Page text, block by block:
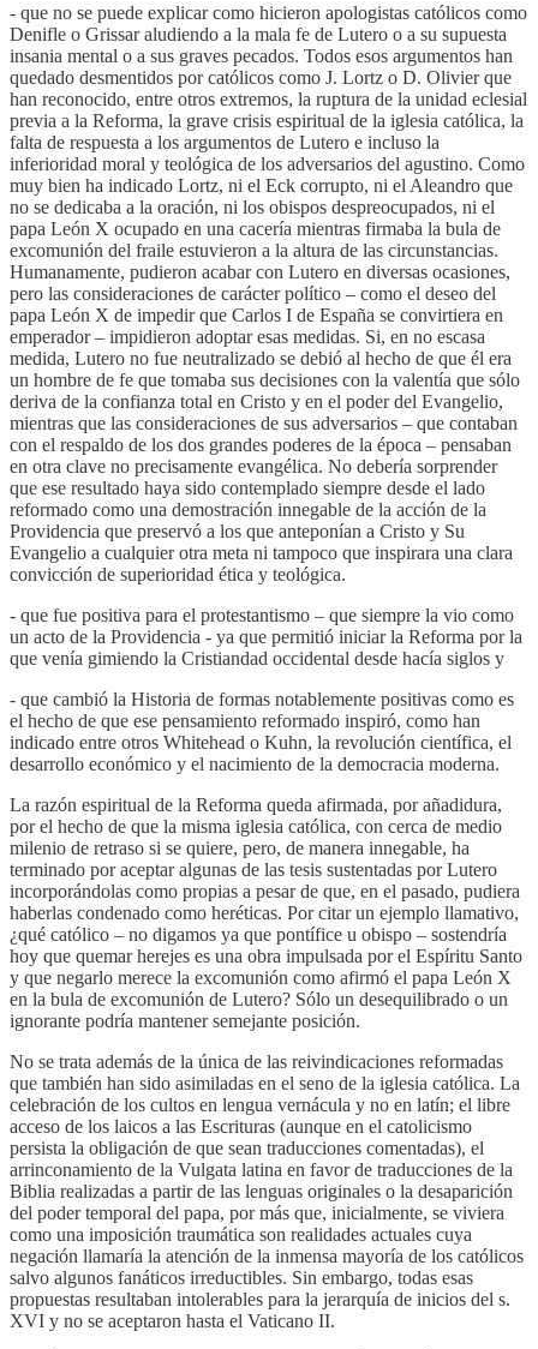
- que no se puede explicar como hicieron apologistas católicos como
Denifle o Grissar aludiendo a la mala fe de Lutero o a su supuesta
insania mental o a sus graves pecados. Todos esos argumentos han
quedado desmentidos por católicos como J. Lortz o D. Olivier que
han reconocido, entre otros extremos, la ruptura de la unidad eclesial
previa a la Reforma, la grave crisis espiritual de la iglesia católica, la
falta de respuesta a los argumentos de Lutero e incluso la
inferioridad moral y teológica de los adversarios del agustino. Como
muy bien ha indicado Lortz, ni el Eck corrupto, ni el Aleandro que
no se dedicaba a la oración, ni los obispos despreocupados, ni el
papa León X ocupado en una cacería mientras firmaba la bula de
excomunión del fraile estuvieron a la altura de las circunstancias.
Humanamente, pudieron acabar con Lutero en diversas ocasiones,
pero las consideraciones de carácter político – como el deseo del
papa León X de impedir que Carlos I de España se convirtiera en
emperador – impidieron adoptar esas medidas. Si, en no escasa
medida, Lutero no fue neutralizado se debió al hecho de que él era
un hombre de fe que tomaba sus decisiones con la valentía que sólo
deriva de la confianza total en Cristo y en el poder del Evangelio,
mientras que las consideraciones de sus adversarios – que contaban
con el respaldo de los dos grandes poderes de la época – pensaban
en otra clave no precisamente evangélica. No debería sorprender
que ese resultado haya sido contemplado siempre desde el lado
reformado como una demostración innegable de la acción de la
Providencia que preservó a los que anteponían a Cristo y Su
Evangelio a cualquier otra meta ni tampoco que inspirara una clara
convicción de superioridad ética y teológica.
- que fue positiva para el protestantismo – que siempre la vio como
un acto de la Providencia - ya que permitió iniciar la Reforma por la
que venía gimiendo la Cristiandad occidental desde hacía siglos y
- que cambió la Historia de formas notablemente positivas como es
el hecho de que ese pensamiento reformado inspiró, como han
indicado entre otros Whitehead o Kuhn, la revolución científica, el
desarrollo económico y el nacimiento de la democracia moderna.
La razón espiritual de la Reforma queda afirmada, por añadidura,
por el hecho de que la misma iglesia católica, con cerca de medio
milenio de retraso si se quiere, pero, de manera innegable, ha
terminado por aceptar algunas de las tesis sustentadas por Lutero
incorporándolas como propias a pesar de que, en el pasado, pudiera
haberlas condenado como heréticas. Por citar un ejemplo llamativo,
¿qué católico – no digamos ya que pontífice u obispo – sostendría
hoy que quemar herejes es una obra impulsada por el Espíritu Santo
y que negarlo merece la excomunión como afirmó el papa León X
en la bula de excomunión de Lutero? Sólo un desequilibrado o un
ignorante podría mantener semejante posición.
No se trata además de la única de las reivindicaciones reformadas
que también han sido asimiladas en el seno de la iglesia católica. La
celebración de los cultos en lengua vernácula y no en latín; el libre
acceso de los laicos a las Escrituras (aunque en el catolicismo
persista la obligación de que sean traducciones comentadas), el
arrinconamiento de la Vulgata latina en favor de traducciones de la
Biblia realizadas a partir de las lenguas originales o la desaparición
del poder temporal del papa, por más que, inicialmente, se viviera
como una imposición traumática son realidades actuales cuya
negación llamaría la atención de la inmensa mayoría de los católicos
salvo algunos fanáticos irreductibles. Sin embargo, todas esas
propuestas resultaban intolerables para la jerarquía de inicios del s.
XVI y no se aceptaron hasta el Vaticano II.